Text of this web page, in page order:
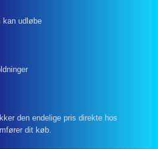
kan udløbe
den endelige pris direkte hos
dit køb.